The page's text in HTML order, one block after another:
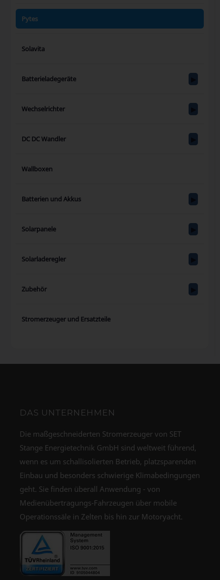
Pytes
Solavita
Batterieladegeräte
Wechselrichter
DC DC Wandler
Wallboxen
Batterien und Akkus
Solarpanele
Solarladeregler
Zubehör
Stromerzeuger und Ersatzteile
DAS UNTERNEHMEN
Die maßgeschneiderten Stromerzeuger von SET
Stange Energietechnik GmbH sind weltweit führend,
wenn es um schallisolierten Betrieb, platzsparenden
Einbau und besonders schwierige Klimabedingungen
geht. Sie finden überall Anwendung - von
Medienübertragungs-Fahrzeugen über mobile
Operationssäle in Zelten bis hin zur Motoryacht.